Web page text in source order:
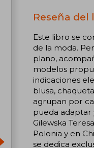
Reseña del
Este libro se
de la moda.
plano,
modelos
indicaciones
blusa,
agrupan por
pueda adaptar
Gilewska
Polonia y en
se dedica